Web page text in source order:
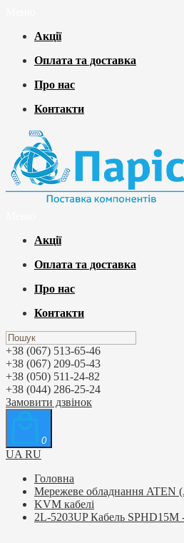
Акції
Оплата та доставка
Про нас
Контакти
Акції
Оплата та доставка
Про нас
Контакти
+38 (067) 513-65-46
+38 (067) 209-05-43
+38 (050) 511-24-82
+38 (044) 286-25-24
Замовити дзвінок
0
UA RU
Головна
Мережеве обладнання ATEN
KVM кабелі
2L-5203UP Кабель